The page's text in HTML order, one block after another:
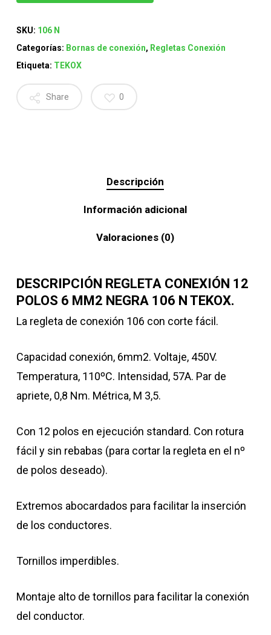
SKU: 106 N
Categorías: Bornas de conexión, Regletas Conexión
Etiqueta: TEKOX
Share 0
Descripción
Información adicional
Valoraciones (0)
DESCRIPCIÓN REGLETA CONEXIÓN 12
POLOS 6 MM2 NEGRA 106 N TEKOX.
La regleta de conexión 106 con corte fácil.
Capacidad conexión, 6mm2. Voltaje, 450V.
Temperatura, 110ºC. Intensidad, 57A. Par de
apriete, 0,8 Nm. Métrica, M 3,5.
Con 12 polos en ejecución standard. Con rotura
fácil y sin rebabas (para cortar la regleta en el nº
de polos deseado).
Extremos abocardados para facilitar la inserción
de los conductores.
Tornillos imperdibles.
Montaje alto de tornillos para facilitar la conexión
del conductor.